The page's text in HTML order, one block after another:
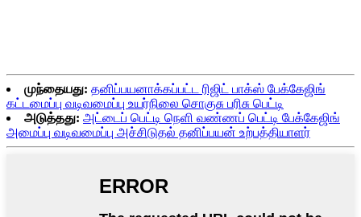
முந்தையது: தனிப்பயனாக்கப்பட்ட ரிஜிட் பாக்ஸ் பேக்கேஜிங்
கட்டமைப்பு வடிவமைப்பு உயர்நிலை சொகுசு பரிசு பெட்டி
அடுத்தது: அட்டைப் பெட்டி நெளி வண்ணப் பெட்டி பேக்கேஜிங்
அமைப்பு வடிவமைப்பு அச்சிடுதல் தனிப்பயன் உற்பத்தியாளர்